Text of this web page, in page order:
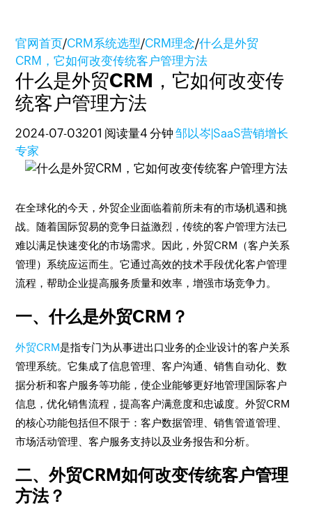
官网首页/CRM系统选型/CRM理念/什么是外贸
CRM，它如何改变传统客户管理方法
什么是外贸CRM，它如何改变传
统客户管理方法
2024-07-03201 阅读量4 分钟 邹以岑|SaaS营销增长
专家
在全球化的今天，外贸企业面临着前所未有的市场机遇和挑
战。随着国际贸易的竞争日益激烈，传统的客户管理方法已
难以满足快速变化的市场需求。因此，外贸CRM（客户关系
管理）系统应运而生。它通过高效的技术手段优化客户管理
流程，帮助企业提高服务质量和效率，增强市场竞争力。
一、什么是外贸CRM？
外贸CRM是指专门为从事进出口业务的企业设计的客户关系
管理系统。它集成了信息管理、客户沟通、销售自动化、数
据分析和客户服务等功能，使企业能够更好地管理国际客户
信息，优化销售流程，提高客户满意度和忠诚度。外贸CRM
的核心功能包括但不限于：客户数据管理、销售管道管理、
市场活动管理、客户服务支持以及业务报告和分析。
二、外贸CRM如何改变传统客户管理
方法？